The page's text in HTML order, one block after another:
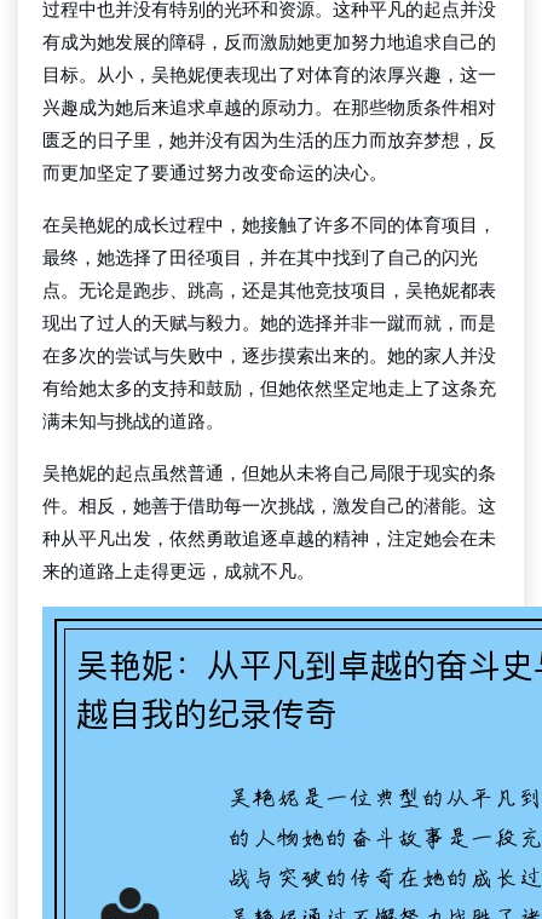
过程中也并没有特别的光环和资源。这种平凡的起点并没
有成为她发展的障碍，反而激励她更加努力地追求自己的
目标。从小，吴艳妮便表现出了对体育的浓厚兴趣，这一
兴趣成为她后来追求卓越的原动力。在那些物质条件相对
匮乏的日子里，她并没有因为生活的压力而放弃梦想，反
而更加坚定了要通过努力改变命运的决心。
在吴艳妮的成长过程中，她接触了许多不同的体育项目，
最终，她选择了田径项目，并在其中找到了自己的闪光
点。无论是跑步、跳高，还是其他竞技项目，吴艳妮都表
现出了过人的天赋与毅力。她的选择并非一蹴而就，而是
在多次的尝试与失败中，逐步摸索出来的。她的家人并没
有给她太多的支持和鼓励，但她依然坚定地走上了这条充
满未知与挑战的道路。
吴艳妮的起点虽然普通，但她从未将自己局限于现实的条
件。相反，她善于借助每一次挑战，激发自己的潜能。这
种从平凡出发，依然勇敢追逐卓越的精神，注定她会在未
来的道路上走得更远，成就不凡。